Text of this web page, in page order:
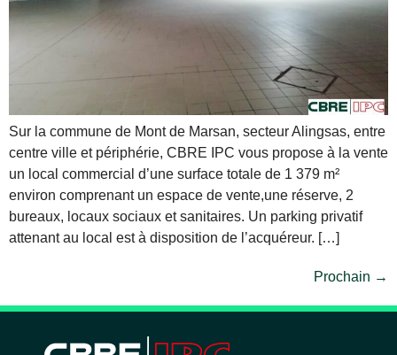
Sur la commune de Mont de Marsan, secteur Alingsas, entre
centre ville et périphérie, CBRE IPC vous propose à la vente
un local commercial d’une surface totale de 1 379 m²
environ comprenant un espace de vente,une réserve, 2
bureaux, locaux sociaux et sanitaires. Un parking privatif
attenant au local est à disposition de l’acquéreur. […]
Prochain →